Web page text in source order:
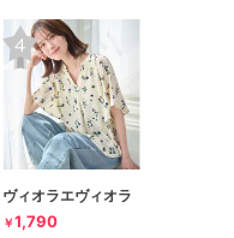
ヴィオラエヴィオラ
￥1,790